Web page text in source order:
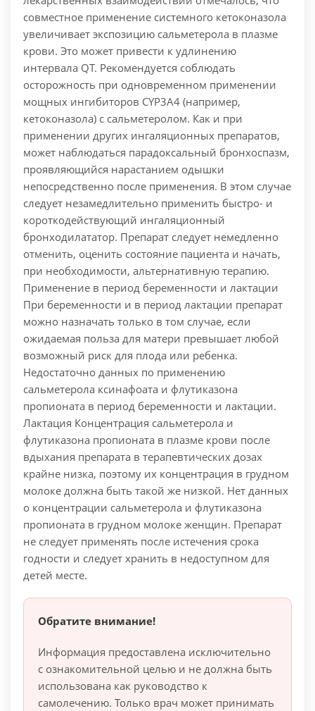
совместное применение системного кетоконазола
увеличивает экспозицию сальметерола в плазме
крови. Это может привести к удлинению
интервала QT. Рекомендуется соблюдать
осторожность при одновременном применении
мощных ингибиторов CYP3A4 (например,
кетоконазола) с сальметеролом. Как и при
применении других ингаляционных препаратов,
может наблюдаться парадоксальный бронхоспазм,
проявляющийся нарастанием одышки
непосредственно после применения. В этом случае
следует незамедлительно применить быстро- и
короткодействующий ингаляционный
бронходилататор. Препарат следует немедленно
отменить, оценить состояние пациента и начать,
при необходимости, альтернативную терапию.
Применение в период беременности и лактации
При беременности и в период лактации препарат
можно назначать только в том случае, если
ожидаемая польза для матери превышает любой
возможный риск для плода или ребенка.
Недостаточно данных по применению
сальметерола ксинафоата и флутиказона
пропионата в период беременности и лактации.
Лактация Концентрация сальметерола и
флутиказона пропионата в плазме крови после
вдыхания препарата в терапевтических дозах
крайне низка, поэтому их концентрация в грудном
молоке должна быть такой же низкой. Нет данных
о концентрации сальметерола и флутиказона
пропионата в грудном молоке женщин. Препарат
не следует применять после истечения срока
годности и следует хранить в недоступном для
детей месте.
Обратите внимание!
Информация предоставлена исключительно
с ознакомительной целью и не должна быть
использована как руководство к
самолечению. Только врач может принимать